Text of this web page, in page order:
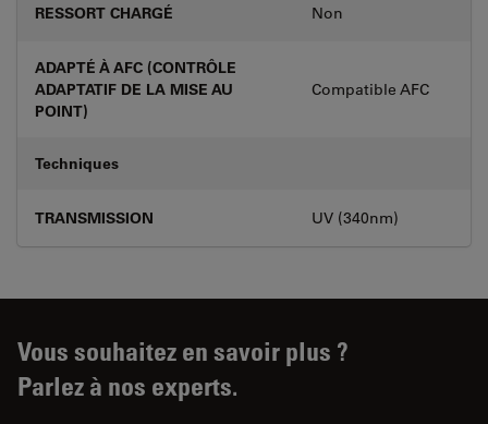
RESSORT CHARGÉ Non
ADAPTÉ À AFC (CONTRÔLE
ADAPTATIF DE LA MISE AU
POINT)
Compatible AFC
Techniques
TRANSMISSION UV (340nm)
Vous souhaitez en savoir plus ?
Parlez à nos experts.